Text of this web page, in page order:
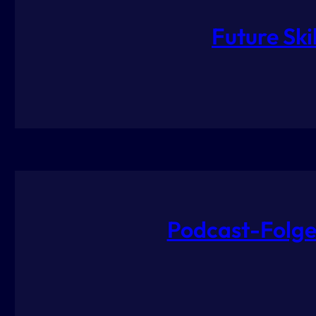
Future
Podcast-